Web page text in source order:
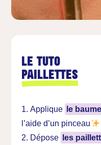
Le tuto
Paillettes
Applique le baume
l’aide d’un pinceau
Dépose
les